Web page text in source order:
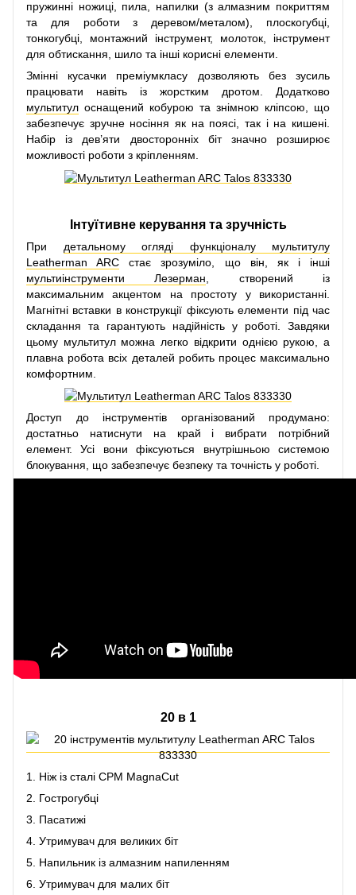
пружинні ножиці, пила, напилки (з алмазним покриттям
та для роботи з деревом/металом), плоскогубці,
тонкогубці, монтажний інструмент, молоток, інструмент
для обтискання, шило та інші корисні елементи.
Змінні кусачки преміумкласу дозволяють без зусиль
працювати навіть із жорстким дротом. Додатково
мультитул оснащений кобурою та знімною кліпсою, що
забезпечує зручне носіння як на поясі, так і на кишені.
Набір із дев’яти двосторонніх біт значно розширює
можливості роботи з кріпленням.
Інтуїтивне керування та зручність
При детальному огляді функціоналу мультитулу
Leatherman ARC стає зрозуміло, що він, як і інші
мультиінструменти Лезерман , створений із
максимальним акцентом на простоту у використанні.
Магнітні вставки в конструкції фіксують елементи під час
складання та гарантують надійність у роботі. Завдяки
цьому мультитул можна легко відкрити однією рукою, а
плавна робота всіх деталей робить процес максимально
комфортним.
Доступ до інструментів організований продумано:
достатньо натиснути на край і вибрати потрібний
елемент. Усі вони фіксуються внутрішньою системою
блокування, що забезпечує безпеку та точність у роботі.
20 в 1
1. Ніж із сталі CPM MagnaCut
2. Гострогубці
3. Пасатижі
4. Утримувач для великих біт
5. Напильник із алмазним напиленням
6. Утримувач для малих біт